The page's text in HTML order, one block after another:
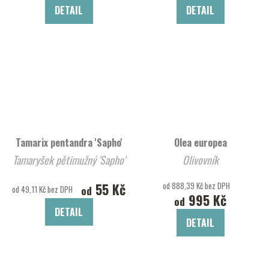
DETAIL DETAIL
Tamarix pentandra 'Sapho'
Tamaryšek pětimužný 'Sapho'
od 49,11 Kč bez DPH od 55 Kč
DETAIL
Olea europea
Olivovník
od 888,39 Kč bez DPH
od 995 Kč
DETAIL